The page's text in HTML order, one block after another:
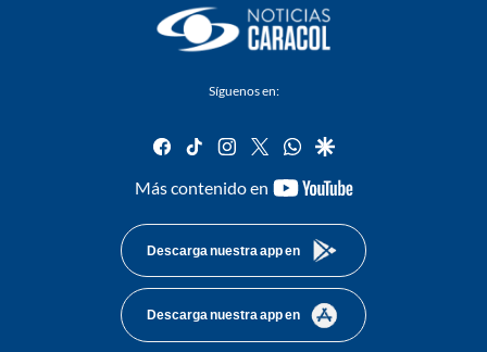
Síguenos en:
facebook
tiktok instagram
twitterwhatsapp
google
Más contenido en
youtube-
Descarga nuestra app en
Descarga nuestra app en